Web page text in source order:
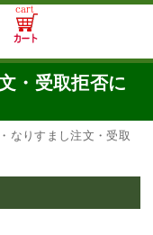
・受取拒否に
なりすまし注文・受取